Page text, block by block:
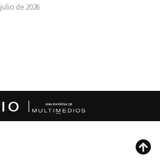
de 2026